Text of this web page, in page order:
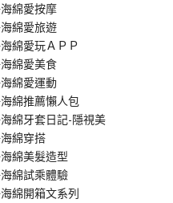
海綿愛按摩
海綿愛旅遊
海綿愛玩ＡＰＰ
海綿愛美食
海綿愛運動
海綿推薦懶人包
海綿牙套日記-隱視美
海綿穿搭
海綿美髮造型
海綿試乘體驗
海綿開箱文系列